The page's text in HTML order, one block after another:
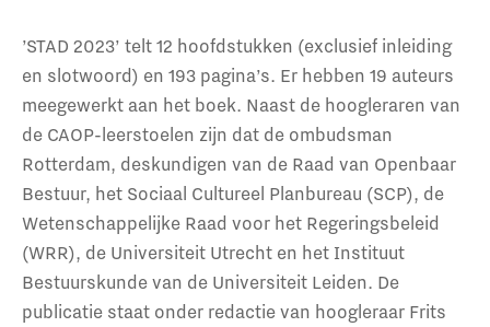
’STAD 2023’ telt 12 hoofdstukken (exclusief inleiding
en slotwoord) en 193 pagina’s. Er hebben 19 auteurs
meegewerkt aan het boek. Naast de hoogleraren van
de CAOP-leerstoelen zijn dat de ombudsman
Rotterdam, deskundigen van de Raad van Openbaar
Bestuur, het Sociaal Cultureel Planbureau (SCP), de
Wetenschappelijke Raad voor het Regeringsbeleid
(WRR), de Universiteit Utrecht en het Instituut
Bestuurskunde van de Universiteit Leiden. De
publicatie staat onder redactie van hoogleraar Frits